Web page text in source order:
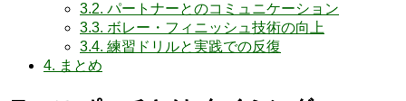
3.2. パートナーとのコミュニケーション
3.3. ボレー・フィニッシュ技術の向上
3.4. 練習ドリルと実践での反復
4. まとめ